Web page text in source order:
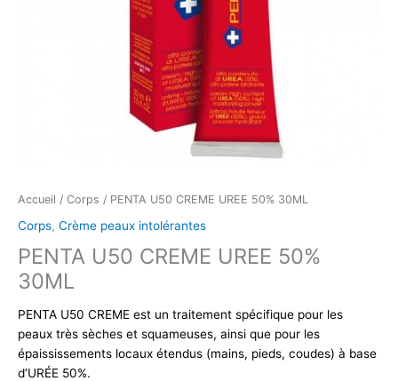
Accueil / Corps / PENTA U50 CREME UREE 50% 30ML
Corps, Crème peaux intolérantes
PENTA U50 CREME UREE 50%
30ML
PENTA U50 CREME est un traitement spécifique pour les
peaux très sèches et squameuses, ainsi que pour les
épaississements locaux étendus (mains, pieds, coudes) à base
d’URÉE 50%.